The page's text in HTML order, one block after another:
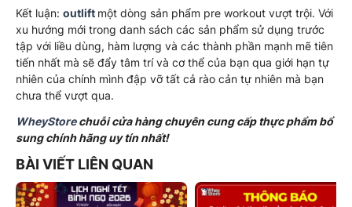
Kết luận: outlift một dòng sản phẩm pre workout vượt trội. Với
xu hướng mới trong danh sách các sản phẩm sử dụng trước
tập với liều dùng, hàm lượng và các thành phần mạnh mẽ tiên
tiến nhất mà sẽ đẩy tâm trí và cơ thể của bạn qua giới hạn tự
nhiên của chính mình đập vỡ tất cả rào cản tự nhiên mà bạn
chưa thể vượt qua.
WheyStorechuỗi cửa hàng chuyên cung cấp thực phẩm bổ
sung chính hãng uy tín nhất!
BÀI VIẾT LIÊN QUAN